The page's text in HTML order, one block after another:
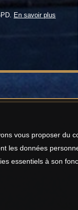
En savoir plus
vous proposer du
les données
essentiels à son